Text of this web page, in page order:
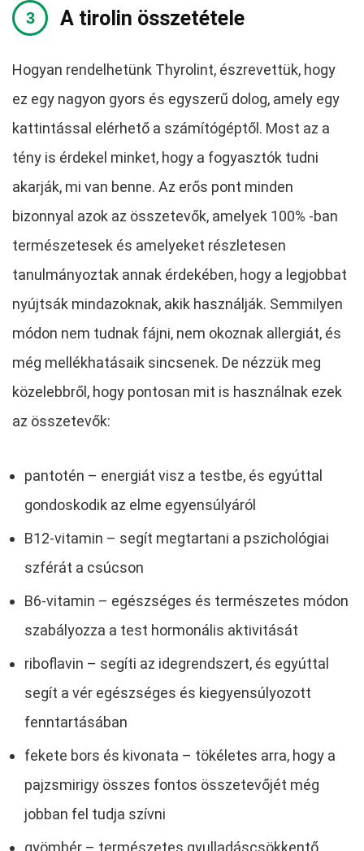
A tirolin összetétele
Hogyan rendelhetünk Thyrolint, észrevettük, hogy
ez egy nagyon gyors és egyszerű dolog, amely egy
kattintással elérhető a számítógéptől. Most az a
tény is érdekel minket, hogy a fogyasztók tudni
akarják, mi van benne. Az erős pont minden
bizonnyal azok az összetevők, amelyek 100% -ban
természetesek és amelyeket részletesen
tanulmányoztak annak érdekében, hogy a legjobbat
nyújtsák mindazoknak, akik használják. Semmilyen
módon nem tudnak fájni, nem okoznak allergiát, és
még mellékhatásaik sincsenek. De nézzük meg
közelebbről, hogy pontosan mit is használnak ezek
az összetevők:
pantotén – energiát visz a testbe, és egyúttal
gondoskodik az elme egyensúlyáról
B12-vitamin – segít megtartani a pszichológiai
szférát a csúcson
B6-vitamin – egészséges és természetes módon
szabályozza a test hormonális aktivitását
riboflavin – segíti az idegrendszert, és egyúttal
segít a vér egészséges és kiegyensúlyozott
fenntartásában
fekete bors és kivonata – tökéletes arra, hogy a
pajzsmirigy összes fontos összetevőjét még
jobban fel tudja szívni
gyömbér – természetes gyulladáscsökkentő,